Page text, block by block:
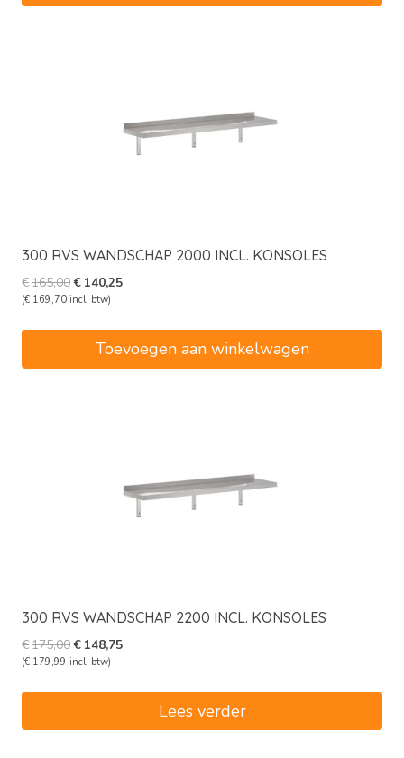
300 RVS WANDSCHAP 2000 INCL. KONSOLES
€165,00Oorspronkelijke
prijs
€165,00.
€ 140,25Huidige
(€ 169,70 incl. btw)
Toevoegen aan winkelwagen
300 RVS WANDSCHAP 2200 INCL. KONSOLES
€175,00Oorspronkelijke
prijs
€ 148,75Huidige
(€ 179,99 incl. btw)
Lees verder